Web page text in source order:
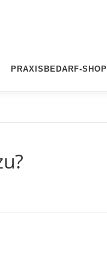
PRAXISBEDARF-SHOP